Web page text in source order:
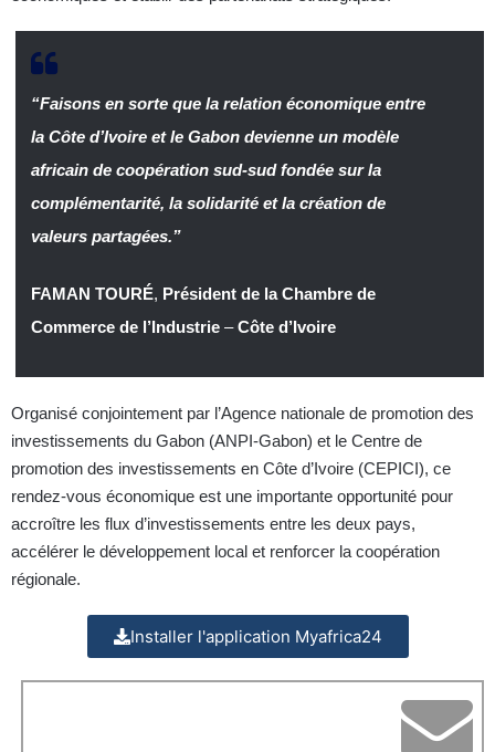
“Faisons en sorte que la relation économique entre
la Côte d’Ivoire et le Gabon devienne un modèle
africain de coopération sud-sud fondée sur la
complémentarité, la solidarité et la création de
valeurs partagées.”
FAMAN TOURÉ, Président de la Chambre de
Commerce de l’Industrie–Côte d’Ivoire
Organisé conjointement par l’Agence nationale de promotion des
investissements du Gabon (ANPI-Gabon) et le Centre de
promotion des investissements en Côte d’Ivoire (CEPICI), ce
rendez-vous économique est une importante opportunité pour
accroître les flux d’investissements entre les deux pays,
accélérer le développement local et renforcer la coopération
régionale.
Installer l'application Myafrica24